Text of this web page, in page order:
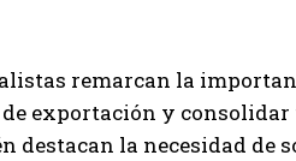
remarcan la
exportación y
destacan la necesidad